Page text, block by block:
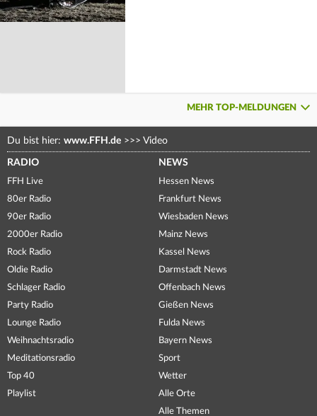
MEHR TOP-MELDUNGEN
Du bist hier: www.FFH.de >>> Video
RADIO
FFH Live
80er Radio
90er Radio
2000er Radio
Rock Radio
Oldie Radio
Schlager Radio
Party Radio
Lounge Radio
Weihnachtsradio
Meditationsradio
Top 40
Playlist
NEWS
Hessen News
Frankfurt News
Wiesbaden News
Mainz News
Kassel News
Darmstadt News
Offenbach News
Gießen News
Fulda News
Bayern News
Sport
Wetter
Alle Orte
Alle Themen